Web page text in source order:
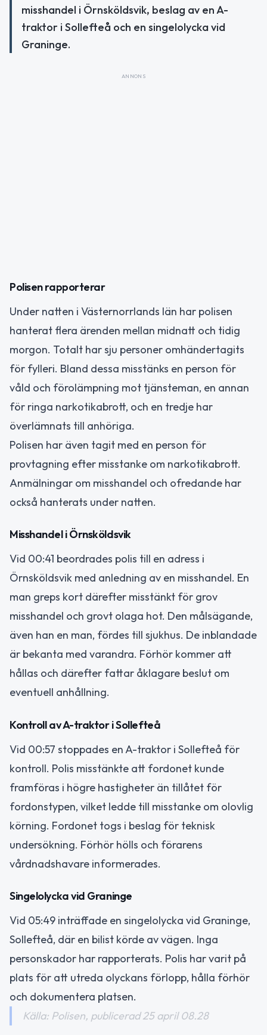
misshandel i Örnsköldsvik, beslag av en A-
traktor i Sollefteå och en singelolycka vid
Graninge.
ANNONS
Polisen rapporterar
Under natten i Västernorrlands län har polisen
hanterat flera ärenden mellan midnatt och tidig
morgon. Totalt har sju personer omhändertagits
för fylleri. Bland dessa misstänks en person för
våld och förolämpning mot tjänsteman, en annan
för ringa narkotikabrott, och en tredje har
överlämnats till anhöriga.
Polisen har även tagit med en person för
provtagning efter misstanke om narkotikabrott.
Anmälningar om misshandel och ofredande har
också hanterats under natten.
Misshandel i Örnsköldsvik
Vid 00:41 beordrades polis till en adress i
Örnsköldsvik med anledning av en misshandel. En
man greps kort därefter misstänkt för grov
misshandel och grovt olaga hot. Den målsägande,
även han en man, fördes till sjukhus. De inblandade
är bekanta med varandra. Förhör kommer att
hållas och därefter fattar åklagare beslut om
eventuell anhållning.
Kontroll av A-traktor i Sollefteå
Vid 00:57 stoppades en A-traktor i Sollefteå för
kontroll. Polis misstänkte att fordonet kunde
framföras i högre hastigheter än tillåtet för
fordonstypen, vilket ledde till misstanke om olovlig
körning. Fordonet togs i beslag för teknisk
undersökning. Förhör hölls och förarens
vårdnadshavare informerades.
Singelolycka vid Graninge
Vid 05:49 inträffade en singelolycka vid Graninge,
Sollefteå, där en bilist körde av vägen. Inga
personskador har rapporterats. Polis har varit på
plats för att utreda olyckans förlopp, hålla förhör
och dokumentera platsen.
Källa: Polisen, publicerad 25 april 08.28